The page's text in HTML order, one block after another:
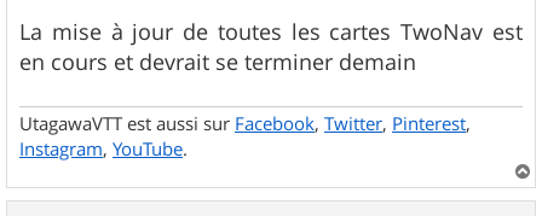
g
e
La mise à jour de toutes les cartes TwoNav est
en cours et devrait se terminer demain
UtagawaVTT est aussi sur Facebook, Twitter, Pinterest,
Instagram, YouTube.
a